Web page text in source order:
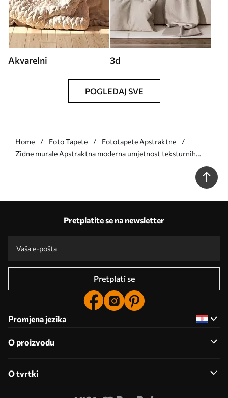
Akvarelni 3d
POGLEDAJ SVE
Home Foto Tapete
Fototapete Apstraktne
Zidne murale Apstraktna moderna umjetnost teksturnih
Pretplatite se na newsletter
Pretplati se
Promjena jezika
O proizvodu
O tvrtki